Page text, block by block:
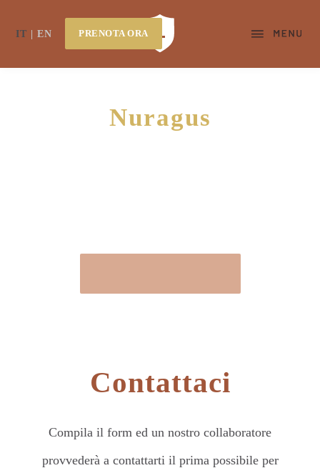
IT EN PRENOTA ORA
Nuragus
Contattaci
Compila il form ed un nostro collaboratore
provvederà a contattarti il prima possibile per